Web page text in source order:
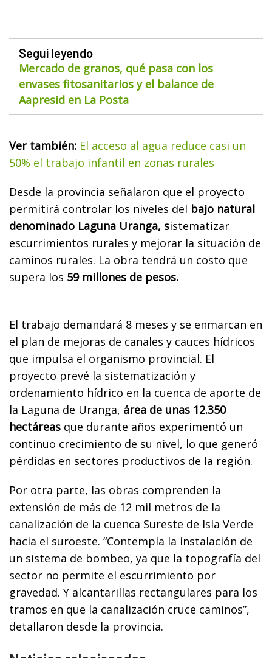
Seguí leyendo
Mercado de granos, qué pasa con los
envases fitosanitarios y el balance de
Aapresid en La Posta
Ver también: El acceso al agua reduce casi un
50% el trabajo infantil en zonas rurales
Desde la provincia señalaron que el proyecto
permitirá controlar los niveles del bajo natural
denominado Laguna Uranga, sistematizar
escurrimientos rurales y mejorar la situación de
caminos rurales. La obra tendrá un costo que
supera los 59 millones de pesos.
El trabajo demandará 8 meses y se enmarcan en
el plan de mejoras de canales y cauces hídricos
que impulsa el organismo provincial. El
proyecto prevé la sistematización y
ordenamiento hídrico en la cuenca de aporte de
la Laguna de Uranga, área de unas 12.350
hectáreas que durante años experimentó un
continuo crecimiento de su nivel, lo que generó
pérdidas en sectores productivos de la región.
Por otra parte, las obras comprenden la
extensión de más de 12 mil metros de la
canalización de la cuenca Sureste de Isla Verde
hacia el suroeste. “Contempla la instalación de
un sistema de bombeo, ya que la topografía del
sector no permite el escurrimiento por
gravedad. Y alcantarillas rectangulares para los
tramos en que la canalización cruce caminos”,
detallaron desde la provincia.